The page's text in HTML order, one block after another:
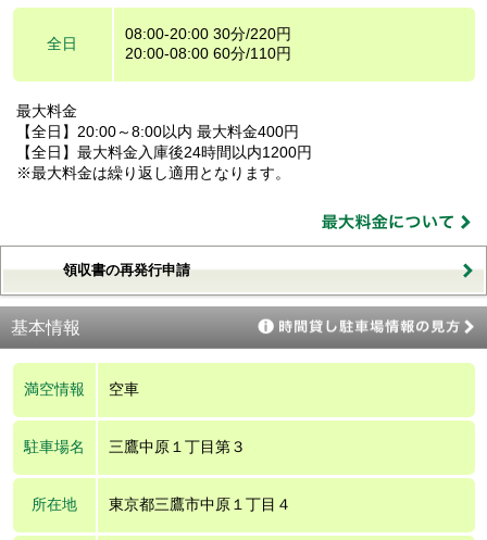
全日
08:00-20:00 30分/220円
20:00-08:00 60分/110円
最大料金
【全日】20:00～8:00以内 最大料金400円
【全日】最大料金入庫後24時間以内1200円
※最大料金は繰り返し適用となります。
領収書の再発行申請
基本情報
満空情報 空車
駐車場名 三鷹中原１丁目第３
所在地 東京都三鷹市中原１丁目４